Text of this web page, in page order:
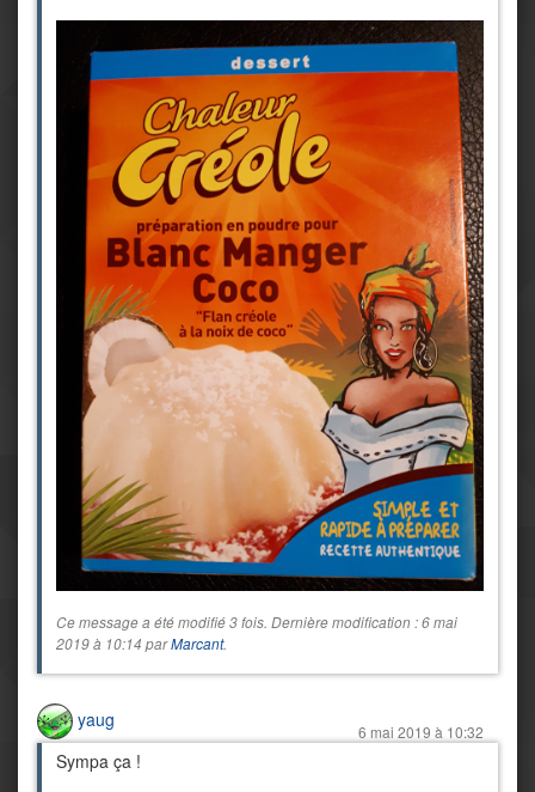
Ce message a été modifié 3 fois. Dernière modification : 6 mai
2019 à 10:14 parMarcant.
yaug
6 mai 2019 à 10:32
Sympa ça !